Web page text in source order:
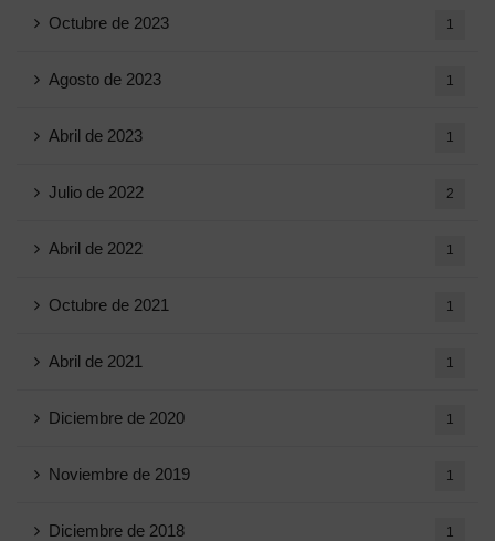
Octubre de 2023 1
Agosto de 2023 1
Abril de 2023 1
Julio de 2022 2
Abril de 2022 1
Octubre de 2021 1
Abril de 2021 1
Diciembre de 2020 1
Noviembre de 2019 1
Diciembre de 2018 1